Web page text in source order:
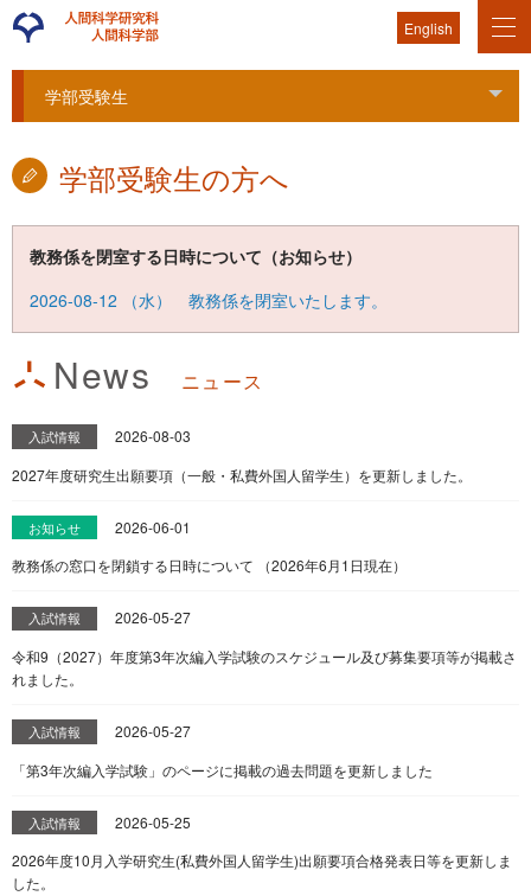
English
学部受験生
学部受験生の方へ
教務係を閉室する日時について（お知らせ）
2026-08-12 （水） 教務係を閉室いたします。
News ニュース
入試情報
2026-08-03
2027年度研究生出願要項（一般・私費外国人留学生）を更新しました。
お知らせ
2026-06-01
教務係の窓口を閉鎖する日時について （2026年6月1日現在）
入試情報
2026-05-27
令和9（2027）年度第3年次編入学試験のスケジュール及び募集要項等が掲載さ
れました。
入試情報
2026-05-27
「第3年次編入学試験」のページに掲載の過去問題を更新しました
入試情報
2026-05-25
2026年度10月入学研究生(私費外国人留学生)出願要項合格発表日等を更新しま
した。